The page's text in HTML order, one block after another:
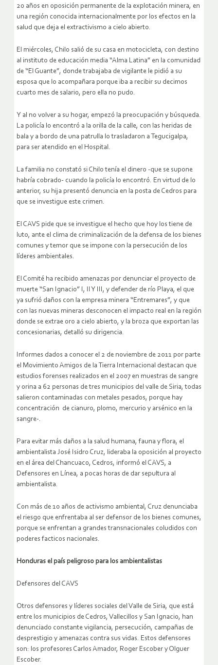
20 años en oposición permanente de la explotación minera, en
una región conocida internacionalmente por los efectos en la
salud que deja el extractivismo a cielo abierto.
El miércoles, Chilo salió de su casa en motocicleta, con destino
al instituto de educación media “Alma Latina” en la comunidad
de “El Guante”, donde trabajaba de vigilante le pidió a su
esposa que lo acompañara porque iba a recibir su decimos
cuarto mes de salario, pero ella no pudo.
Y al no volver a su hogar, empezó la preocupación y búsqueda.
La policía lo encontró a la orilla de la calle, con las heridas de
bala y a bordo de una patrulla lo trasladaron a Tegucigalpa,
para ser atendido en el Hospital.
La familia no constató si Chilo tenía el dinero -que se supone
habría cobrado- cuando la policía lo encontró. En virtud de lo
anterior, su hija presentó denuncia en la posta de Cedros para
que se investigue este crimen.
El CAVS pide que se investigue el hecho que hoy los tiene de
luto, ante el clima de criminalización de la defensa de los bienes
comunes y temor que se impone con la persecución de los
líderes ambientales.
El Comité ha recibido amenazas por denunciar el proyecto de
muerte “San Ignacio” I, II Y III, y defender de río Playa, el que
ya sufrió daños con la empresa minera “Entremares”, y que
con las nuevas mineras desconocen el impacto real en la región
donde se extrae oro a cielo abierto, y la broza que exportan las
concesionarias, detalló su dirigencia.
Informes dados a conocer el 2 de noviembre de 2011 por parte
el Movimiento Amigos de la Tierra Internacional destacan que
estudios forenses realizados en el 2007 en muestras de sangre
y orina a 62 personas de tres municipios del valle de Siria, todas
salieron contaminadas con metales pesados, porque hay
concentración de cianuro, plomo, mercurio y arsénico en la
sangre-.
Para evitar más daños a la salud humana, fauna y flora, el
ambientalista José Isidro Cruz, lideraba la oposición al proyecto
en el área del Chancuaco, Cedros, informó el CAVS, a
Defensores en Línea, a pocas horas de dar sepultura al
ambientalista.
Con más de 10 años de activismo ambiental, Cruz denunciaba
el riesgo que enfrentaba al ser defensor de los bienes comunes,
porque se enfrentan a grandes transnacionales coludidos con
poderes facticos nacionales.
Honduras el país peligroso para los ambientalistas
Defensores del CAVS
Otros defensores y líderes sociales del Valle de Siria, que está
entre los municipios de Cedros, Vallecillos y San Ignacio, han
denunciado constante vigilancia, persecución, campañas de
desprestigio y amenazas contra sus vidas. Estos defensores
son: los profesores Carlos Amador, Roger Escober y Olguer
Escober.